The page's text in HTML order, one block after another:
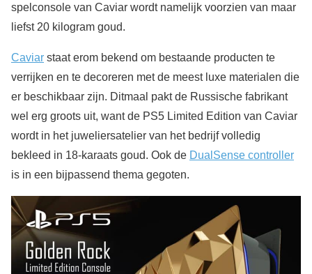
spelconsole van Caviar wordt namelijk voorzien van maar
liefst 20 kilogram goud.
Caviar staat erom bekend om bestaande producten te
verrijken en te decoreren met de meest luxe materialen die
er beschikbaar zijn. Ditmaal pakt de Russische fabrikant
wel erg groots uit, want de PS5 Limited Edition van Caviar
wordt in het juweliersatelier van het bedrijf volledig
bekleed in 18-karaats goud. Ook de DualSense controller
is in een bijpassend thema gegoten.